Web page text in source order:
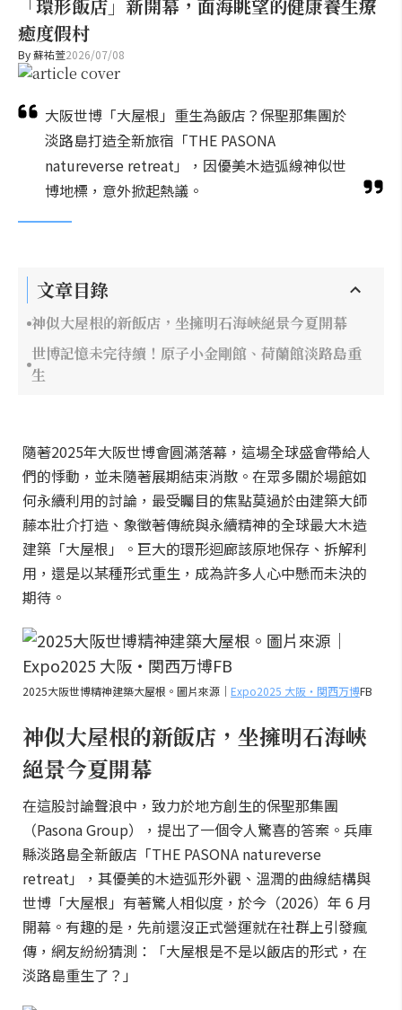
「環形飯店」新開幕，面海眺望的健康養生療
癒度假村
By蘇祐萱2026/07/08
大阪世博「大屋根」重生為飯店？保聖那集團於
淡路島打造全新旅宿「THE PASONA
natureverse retreat」，因優美木造弧線神似世
博地標，意外掀起熱議。
文章目錄
神似大屋根的新飯店，坐擁明石海峽絕景今夏開幕
世博記憶未完待續！原子小金剛館、荷蘭館淡路島重
生
隨著2025年大阪世博會圓滿落幕，這場全球盛會帶給人
們的悸動，並未隨著展期結束消散。在眾多關於場館如
何永續利用的討論，最受矚目的焦點莫過於由建築大師
藤本壯介打造、象徵著傳統與永續精神的全球最大木造
建築「大屋根」。巨大的環形迴廊該原地保存、拆解利
用，還是以某種形式重生，成為許多人心中懸而未決的
期待。
2025大阪世博精神建築大屋根。圖片來源｜ Expo2025 大阪・関西万博FB
神似大屋根的新飯店，坐擁明石海峽
絕景今夏開幕
在這股討論聲浪中，致力於地方創生的保聖那集團
（Pasona Group），提出了一個令人驚喜的答案。兵庫
縣淡路島全新飯店「THE PASONA natureverse
retreat」，其優美的木造弧形外觀、溫潤的曲線結構與
世博「大屋根」有著驚人相似度，於今（2026）年 6 月
開幕。有趣的是，先前還沒正式營運就在社群上引發瘋
傳，網友紛紛猜測：「大屋根是不是以飯店的形式，在
淡路島重生了？」